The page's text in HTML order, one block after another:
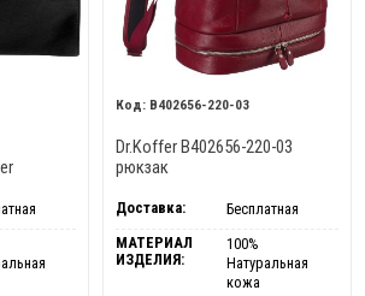
B402656-220-03
Dr.Koffer B402656-220-03
рюкзак
Доставка:
Бесплатная
МАТЕРИАЛ
ИЗДЕЛИЯ:
100%
Натуральная
кожа